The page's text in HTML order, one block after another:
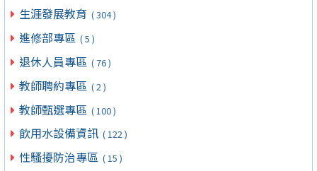
生涯發展教育 ( 304 )
進修部專區 ( 5 )
退休人員專區 ( 76 )
教師聘約專區 ( 2 )
教師甄選專區 ( 100 )
飲用水設備資訊 ( 122 )
性騷擾防治專區 ( 15 )